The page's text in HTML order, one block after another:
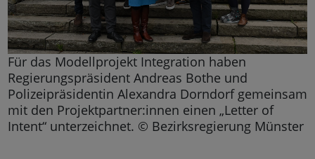
Für das Modellprojekt Integration haben
Regierungspräsident Andreas Bothe und
Polizeipräsidentin Alexandra Dorndorf gemeinsam
mit den Projektpartner:innen einen „Letter of
Intent“ unterzeichnet. © Bezirksregierung Münster